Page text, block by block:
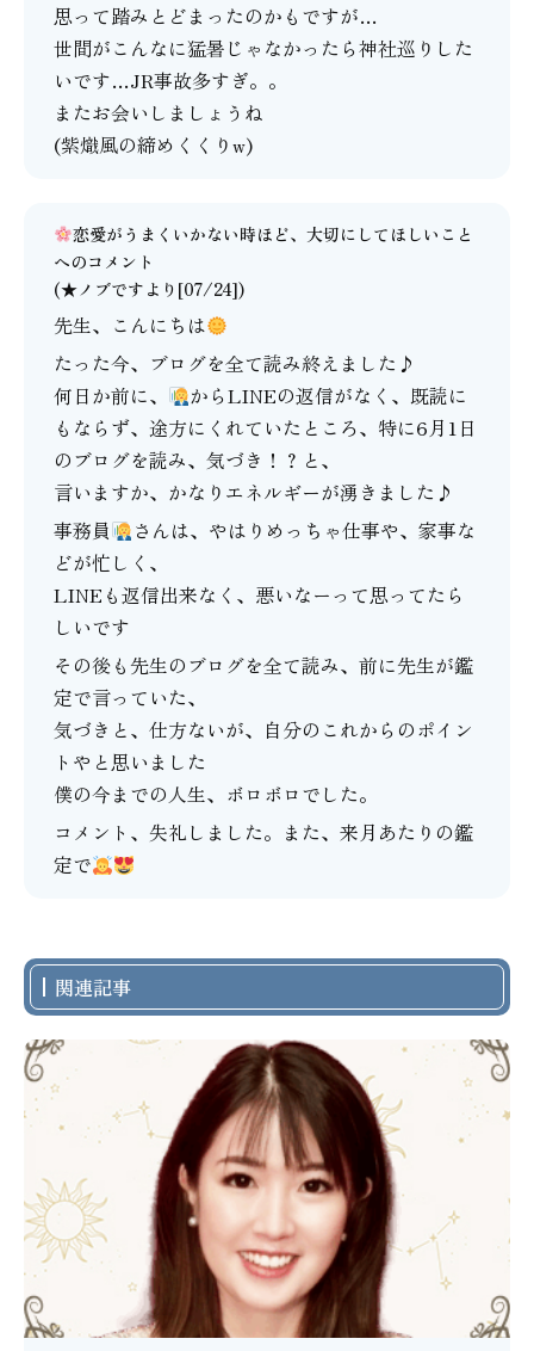
思って踏みとどまったのかもですが…
世間がこんなに猛暑じゃなかったら神社巡りした
いです…JR事故多すぎ。。
またお会いしましょうね
(紫熾風の締めくくりw)
恋愛がうまくいかない時ほど、大切にしてほしいこと
へのコメント
(★ノブですより[07/24])
先生、こんにちは
たった今、ブログを全て読み終えました♪
何日か前に、
からLINEの返信がなく、既読に
もならず、途方にくれていたところ、特に6月1日
のブログを読み、気づき！？と、
言いますか、かなりエネルギーが湧きました♪
事務員
さんは、やはりめっちゃ仕事や、家事な
どが忙しく、
LINEも返信出来なく、悪いなーって思ってたら
しいです
その後も先生のブログを全て読み、前に先生が鑑
定で言っていた、
気づきと、仕方ないが、自分のこれからのポイン
トやと思いました
僕の今までの人生、ボロボロでした。
コメント、失礼しました。また、来月あたりの鑑
定で
関連記事